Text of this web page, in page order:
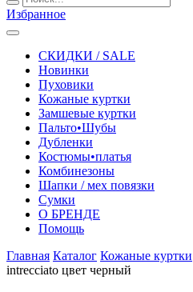
Избранное
СКИДКИ / SALE
Новинки
Пуховики
Кожаные куртки
Замшевые куртки
Пальто•Шубы
Дубленки
Костюмы•платья
Комбинезоны
Шапки / мех повязки
Сумки
О БРЕНДЕ
Помощь
Главная Каталог Кожаные куртки
intrecciato цвет черный